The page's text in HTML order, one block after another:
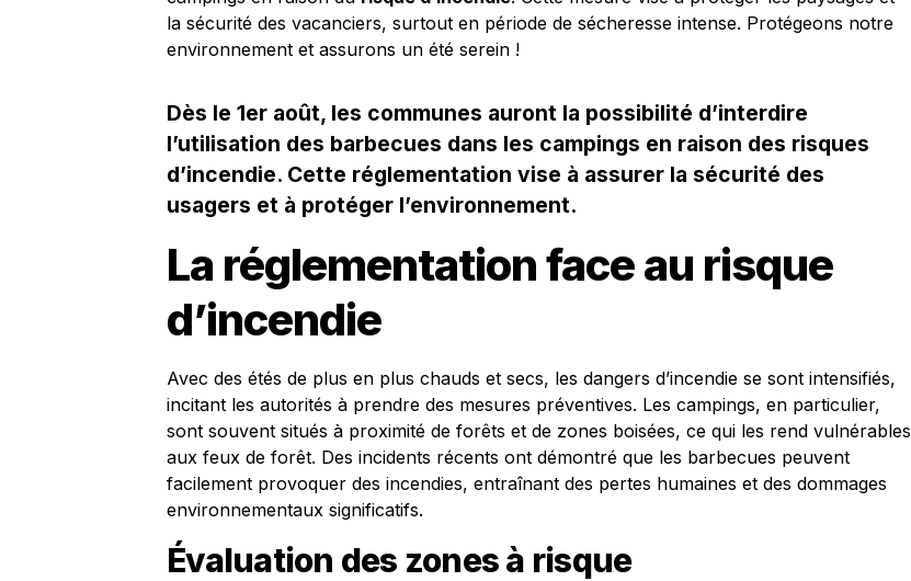
la sécurité des vacanciers, surtout en période de sécheresse intense. Protégeons notre
environnement et assurons un été serein !
Dès le 1er août, les communes auront la possibilité d’interdire
l’utilisation des barbecues dans les campings en raison des risques
d’incendie. Cette réglementation vise à assurer la sécurité des
usagers et à protéger l’environnement.
La réglementation face au risque
d’incendie
Avec des étés de plus en plus chauds et secs, les dangers d’incendie se sont intensifiés,
incitant les autorités à prendre des mesures préventives. Les campings, en particulier,
sont souvent situés à proximité de forêts et de zones boisées, ce qui les rend vulnérables
aux feux de forêt. Des incidents récents ont démontré que les barbecues peuvent
facilement provoquer des incendies, entraînant des pertes humaines et des dommages
environnementaux significatifs.
Évaluation des zones à risque